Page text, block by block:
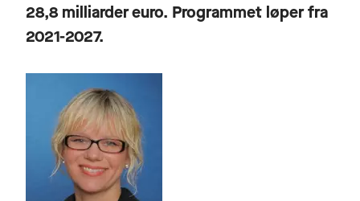
28,8 milliarder euro. Programmet løper fra
2021-2027.